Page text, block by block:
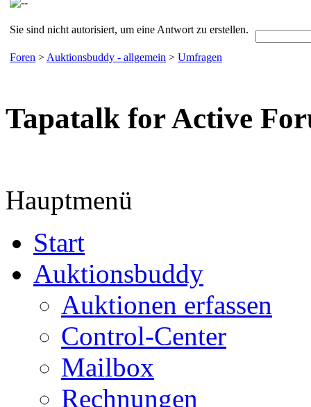
Sie sind nicht autorisiert, um eine Antwort zu erstellen.
Foren > Auktionsbuddy - allgemein > Umfragen
Tapatalk for Active
Hauptmenü
Start
Auktionsbuddy
Auktionen erfassen
Control-Center
Mailbox
Rechnungen